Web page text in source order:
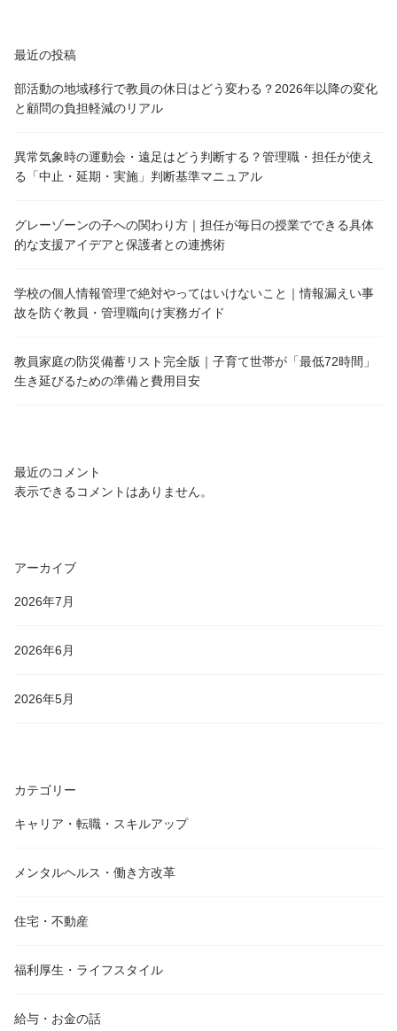
最近の投稿
部活動の地域移行で教員の休日はどう変わる？2026年以降の変化
と顧問の負担軽減のリアル
異常気象時の運動会・遠足はどう判断する？管理職・担任が使え
る「中止・延期・実施」判断基準マニュアル
グレーゾーンの子への関わり方｜担任が毎日の授業でできる具体
的な支援アイデアと保護者との連携術
学校の個人情報管理で絶対やってはいけないこと｜情報漏えい事
故を防ぐ教員・管理職向け実務ガイド
教員家庭の防災備蓄リスト完全版｜子育て世帯が「最低72時間」
生き延びるための準備と費用目安
最近のコメント
表示できるコメントはありません。
アーカイブ
2026年7月
2026年6月
2026年5月
カテゴリー
キャリア・転職・スキルアップ
メンタルヘルス・働き方改革
住宅・不動産
福利厚生・ライフスタイル
給与・お金の話